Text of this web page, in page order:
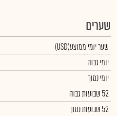
שערים
שער יומי ממוצע(USD)
יומי גבוה
יומי נמוך
52 שבועות גבוה
52 שבועות נמוך